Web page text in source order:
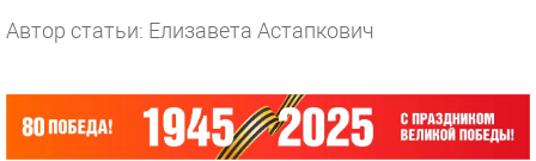
Автор статьи: Елизавета Астапкович